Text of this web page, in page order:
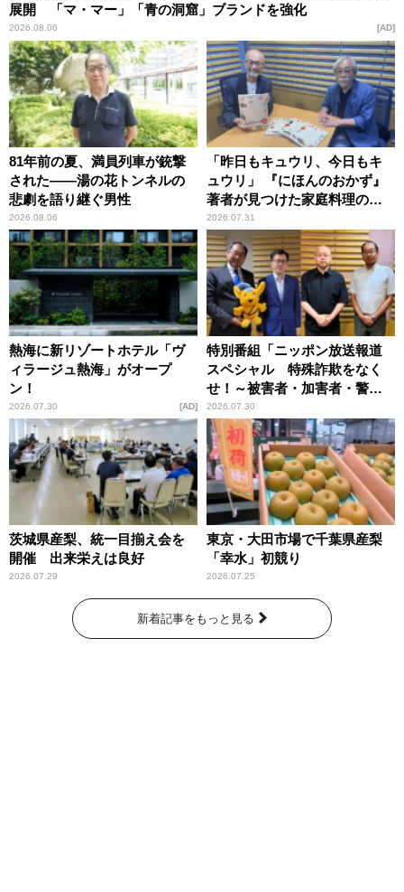
展開 「マ・マー」「青の洞窟」ブランドを強化
2026.08.06 AD
81年前の夏、満員列車が銃撃
された――湯の花トンネルの
悲劇を語り継ぐ男性
2026.08.06
「昨日もキュウリ、今日もキ
ュウリ」 『にほんのおかず』
著者が見つけた家庭料理の知
恵
2026.07.31
熱海に新リゾートホテル「ヴ
ィラージュ熱海」がオープ
ン！
2026.07.30 AD
特別番組「ニッポン放送報道
スペシャル 特殊詐欺をなく
せ！～被害者・加害者・警視
庁が語るトクリュウの実態
～」放送
2026.07.30
茨城県産梨、統一目揃え会を
開催 出来栄えは良好
2026.07.29
東京・大田市場で千葉県産梨
「幸水」初競り
2026.07.25
新着記事をもっと見る